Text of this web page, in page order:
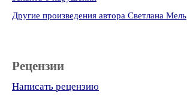
Другие произведения автора Светлана Мель
Рецензии
Написать рецензию